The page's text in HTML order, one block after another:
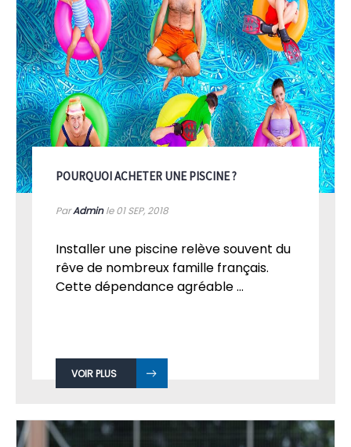
POURQUOI ACHETER UNE PISCINE ?
ParAdminle 01SEP, 2018
Installer une piscine relève souvent du
rêve de nombreux famille français.
Cette dépendance agréable ...
VOIR PLUS